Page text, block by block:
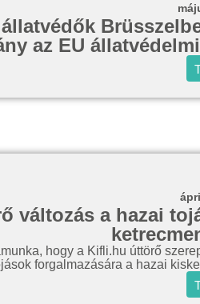
az EU
változás a hazai
hogy a Kifli.hu úttörő
forgalmazására a hazai